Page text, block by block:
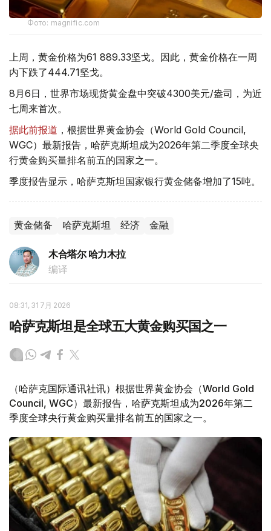
Фото: magnific.com
上周，黄金价格为61 889.33坚戈。因此，黄金价格在一周
内下跌了444.71坚戈。
8月6日，世界市场现货黄金盘中突破4300美元/盎司，为近
七周来首次。
据此前报道 ，根据世界黄金协会（World Gold Council,
WGC）最新报告，哈萨克斯坦成为2026年第二季度全球央
行黄金购买量排名前五的国家之一。
季度报告显示，哈萨克斯坦国家银行黄金储备增加了15吨。
黄金储备 哈萨克斯坦 经济 金融
木合塔尔 哈力木拉
编译
08:31, 31 7月 2026
哈萨克斯坦是全球五大黄金购买国之一
（哈萨克国际通讯社讯）根据世界黄金协会（World Gold
Council, WGC）最新报告，哈萨克斯坦成为2026年第二
季度全球央行黄金购买量排名前五的国家之一。